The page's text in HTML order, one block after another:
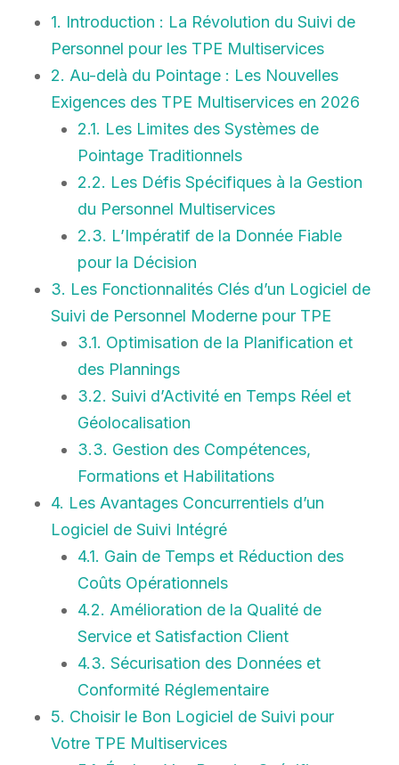
1. Introduction : La Révolution du Suivi de
Personnel pour les TPE Multiservices
2. Au-delà du Pointage : Les Nouvelles
Exigences des TPE Multiservices en 2026
2.1. Les Limites des Systèmes de
Pointage Traditionnels
2.2. Les Défis Spécifiques à la Gestion
du Personnel Multiservices
2.3. L’Impératif de la Donnée Fiable
pour la Décision
3. Les Fonctionnalités Clés d’un Logiciel de
Suivi de Personnel Moderne pour TPE
3.1. Optimisation de la Planification et
des Plannings
3.2. Suivi d’Activité en Temps Réel et
Géolocalisation
3.3. Gestion des Compétences,
Formations et Habilitations
4. Les Avantages Concurrentiels d’un
Logiciel de Suivi Intégré
4.1. Gain de Temps et Réduction des
Coûts Opérationnels
4.2. Amélioration de la Qualité de
Service et Satisfaction Client
4.3. Sécurisation des Données et
Conformité Réglementaire
5. Choisir le Bon Logiciel de Suivi pour
Votre TPE Multiservices